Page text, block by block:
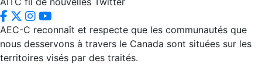
AEC-C reconnaît et respecte que les communautés que
nous desservons à travers le Canada sont situées sur les
territoires visés par des traités.